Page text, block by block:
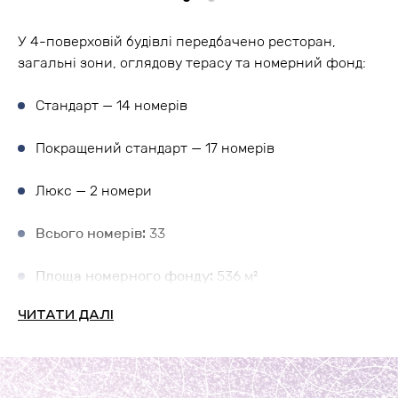
У 4-поверховій будівлі передбачено ресторан,
загальні зони, оглядову терасу та номерний фонд:
Стандарт — 14 номерів
Покращений стандарт — 17 номерів
Люкс — 2 номери
Всього номерів: 33
Площа номерного фонду: 536 м²
Загальні зони:
Апарт-готель
В будівлі передбачено залу для сніданків, коворкінг,
ЧИТАТИ ДАЛІ